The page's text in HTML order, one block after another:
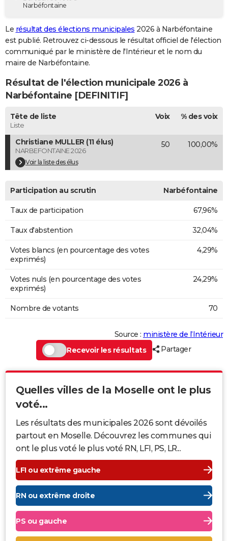
Destinations
City break
Voyage nature
Voyage de noces
Forum
GUIDES D'ACHAT
BONS PLANS
Carte de Noël
Carte Bonne année
Carte Saint-Valentin
Carte Pâques
Carte d'anniversaire
DICTIONNAIRE
Dictionnaire
Biographies
Citations
Expressions
Proverbes
PROGRAMME TV
COPAINS D'AVANT
S'inscrire
Se connecter
Lycées
Collèges
Primaires
Universités
Entreprises
Service militaire
Avis de recherche
AVIS DE DÉCÈS
Bricolage
Television
Narbéfontaine
Le résultat des élections municipales 2026 à Narbéfontaine
est publié. Retrouvez ci-dessous le résultat officiel de l'élection
communiqué par le ministère de l'Intérieur et le nom du
maire de Narbéfontaine.
Résultat de l'élection municipale 2026 à
Narbéfontaine [DEFINITIF]
Tête de liste
Liste
Voix % des voix
Christiane MULLER (11 élus)
NARBEFONTAINE 2026
Voir la liste des élus
50 100,00%
Participation au scrutin Narbéfontaine
Taux de participation 67,96%
Taux d'abstention 32,04%
Votes blancs (en pourcentage des votes
exprimés)
4,29%
Votes nuls (en pourcentage des votes
exprimés)
24,29%
Nombre de votants 70
Source : ministère de l’Intérieur
Recevoir les résultats
Partager
Quelles villes de la Moselle ont le plus
voté...
Les résultats des municipales 2026 sont dévoilés
partout en Moselle. Découvrez les communes qui
ont le plus voté le plus voté RN, LFI, PS, LR...
LFI ou extrême gauche
RN ou extrême droite
PS ou gauche